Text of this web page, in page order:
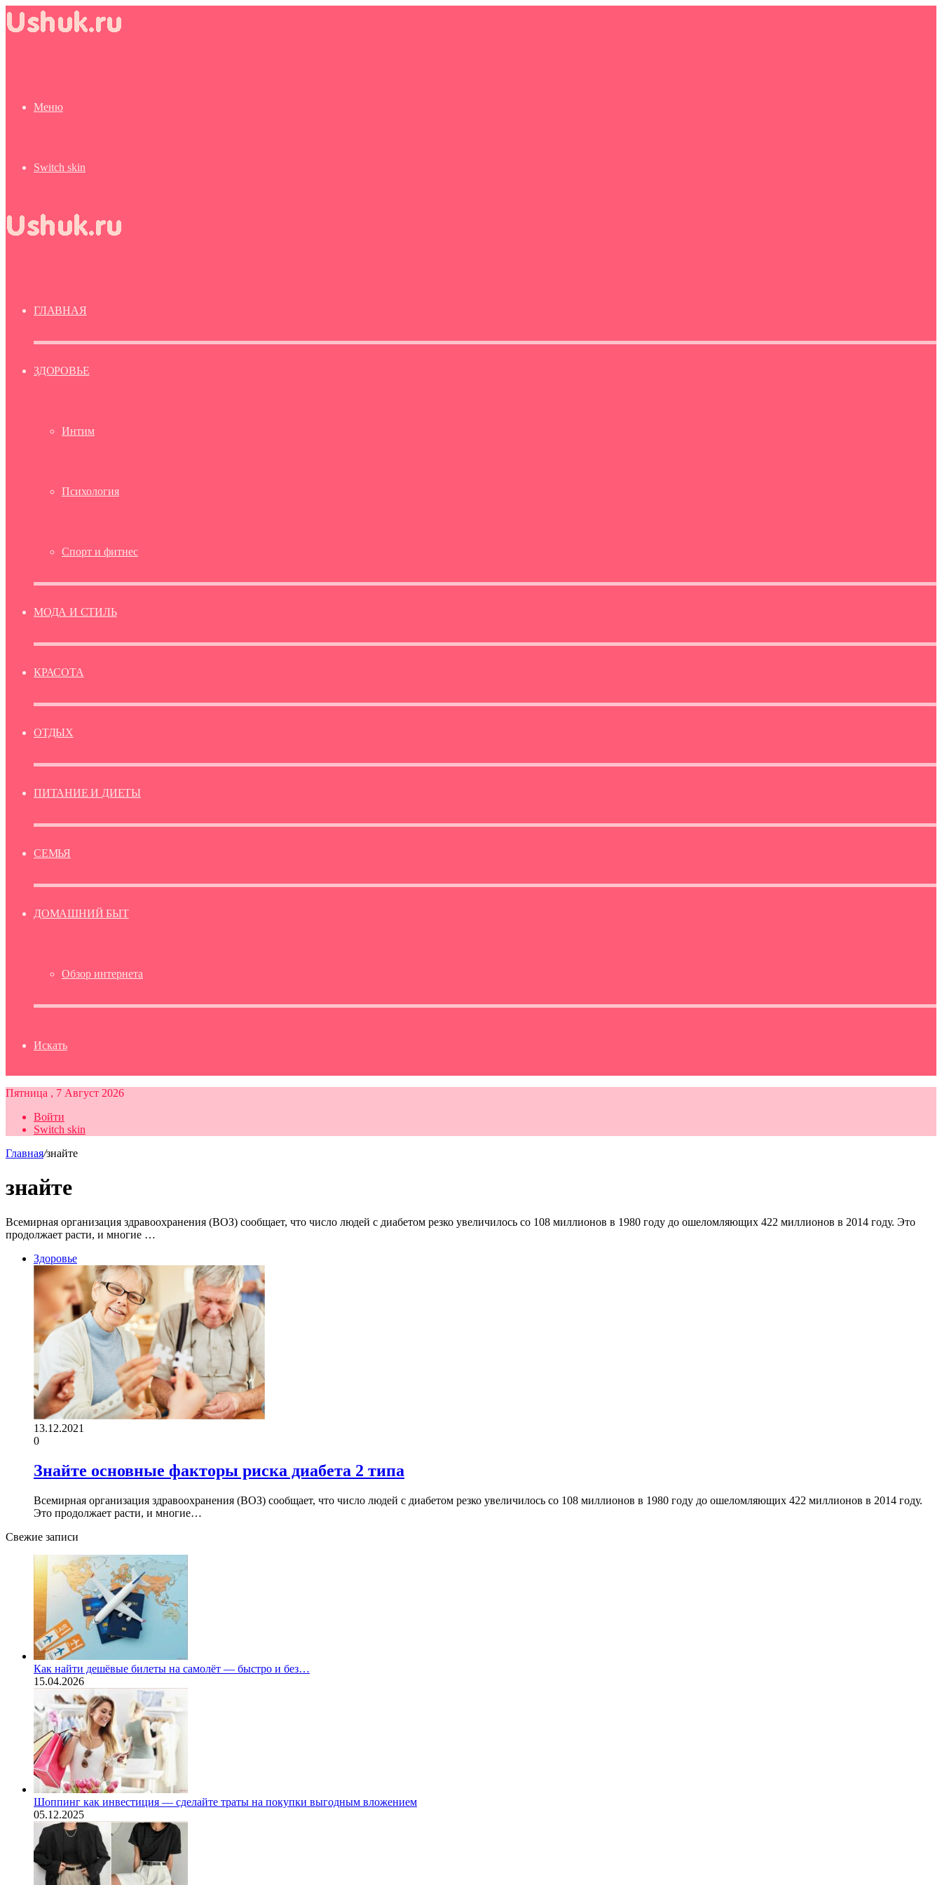
Меню
Switch skin
ГЛАВНАЯ
ЗДОРОВЬЕ
Интим
Психология
Спорт и фитнес
МОДА И СТИЛЬ
КРАСОТА
ОТДЫХ
ПИТАНИЕ И ДИЕТЫ
СЕМЬЯ
ДОМАШНИЙ БЫТ
Обзор интернета
Искать
Пятница , 7 Август 2026
Войти
Switch skin
Главная/знайте
знайте
Всемирная организация здравоохранения (ВОЗ) сообщает, что число людей с диабетом резко увеличилось со 108 миллионов в 1980 году до ошеломляющих 422 миллионов в 2014 году. Это
продолжает расти, и многие …
Здоровье
13.12.2021
0
Знайте основные факторы риска диабета 2 типа
Всемирная организация здравоохранения (ВОЗ) сообщает, что число людей с диабетом резко увеличилось со 108 миллионов в 1980 году до ошеломляющих 422 миллионов в 2014 году.
Это продолжает расти, и многие…
Свежие записи
Как найти дешёвые билеты на самолёт — быстро и без…
15.04.2026
Шоппинг как инвестиция — сделайте траты на покупки выгодным вложением
05.12.2025